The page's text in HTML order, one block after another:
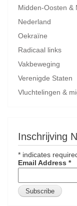
Midden-Oosten &
Nederland
Oekraïne
Radicaal links
Vakbeweging
Verenigde Staten
Vluchtelingen &
Inschrijving
* indicates
Email Address *